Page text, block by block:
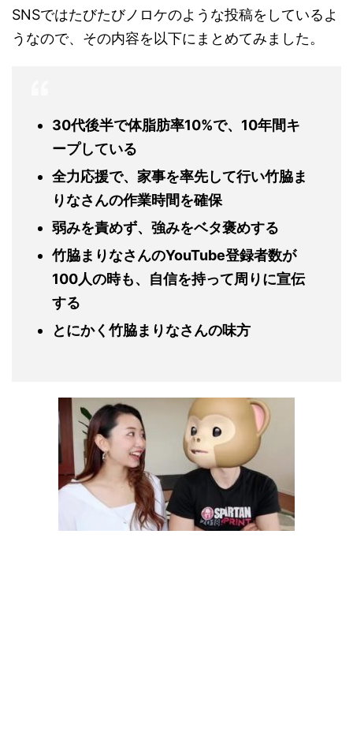
SNSではたびたびノロケのような投稿をしているよ
うなので、その内容を以下にまとめてみました。
30代後半で体脂肪率10%で、 10年間キ
ープしている
全力応援で、家事を率先して行い竹脇ま
りなさんの作業時間を確保
弱みを責めず、強みをベタ褒めする
竹脇まりなさんのYouTube登録者数が
100人の時も、自信を持って周りに宣伝
する
とにかく竹脇まりなさんの味方